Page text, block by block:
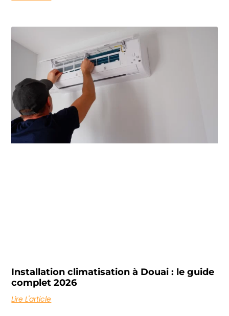
Installation climatisation à Douai : le guide
complet 2026
Lire L'article